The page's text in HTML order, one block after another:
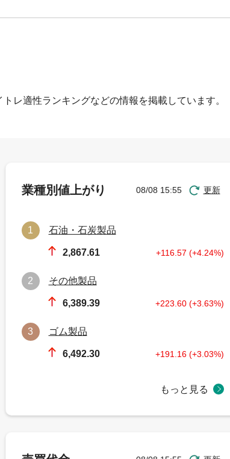
レ適性ランキングなどの情報を掲載しています。